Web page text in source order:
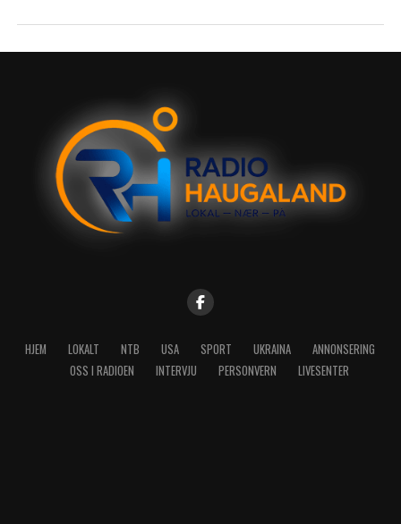
HJEM LOKALT NTB USA SPORT UKRAINA
ANNONSERING
OSS I RADIOEN
INTERVJU PERSONVERN LIVESENTER